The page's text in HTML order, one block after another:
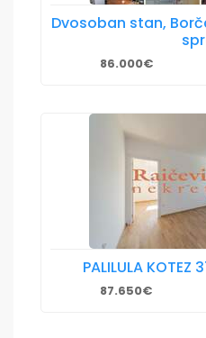
Dvosoban stan,
86.000€
PALILULA
87.650€